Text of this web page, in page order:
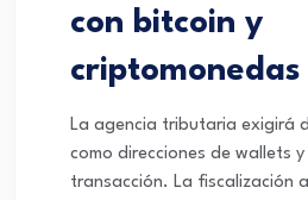
con bitcoin y
criptomonedas
La agencia tributaria exigirá
como direcciones de wallets
transacción. La fiscalización